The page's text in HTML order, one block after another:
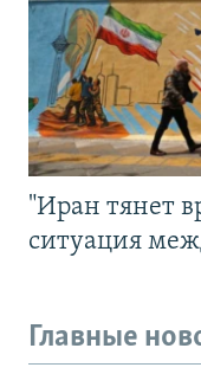
"Иран тянет
ситуация
Главные